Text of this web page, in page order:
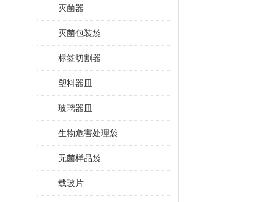
灭菌器
灭菌包装袋
标签切割器
塑料器皿
玻璃器皿
生物危害处理袋
无菌样品袋
载玻片